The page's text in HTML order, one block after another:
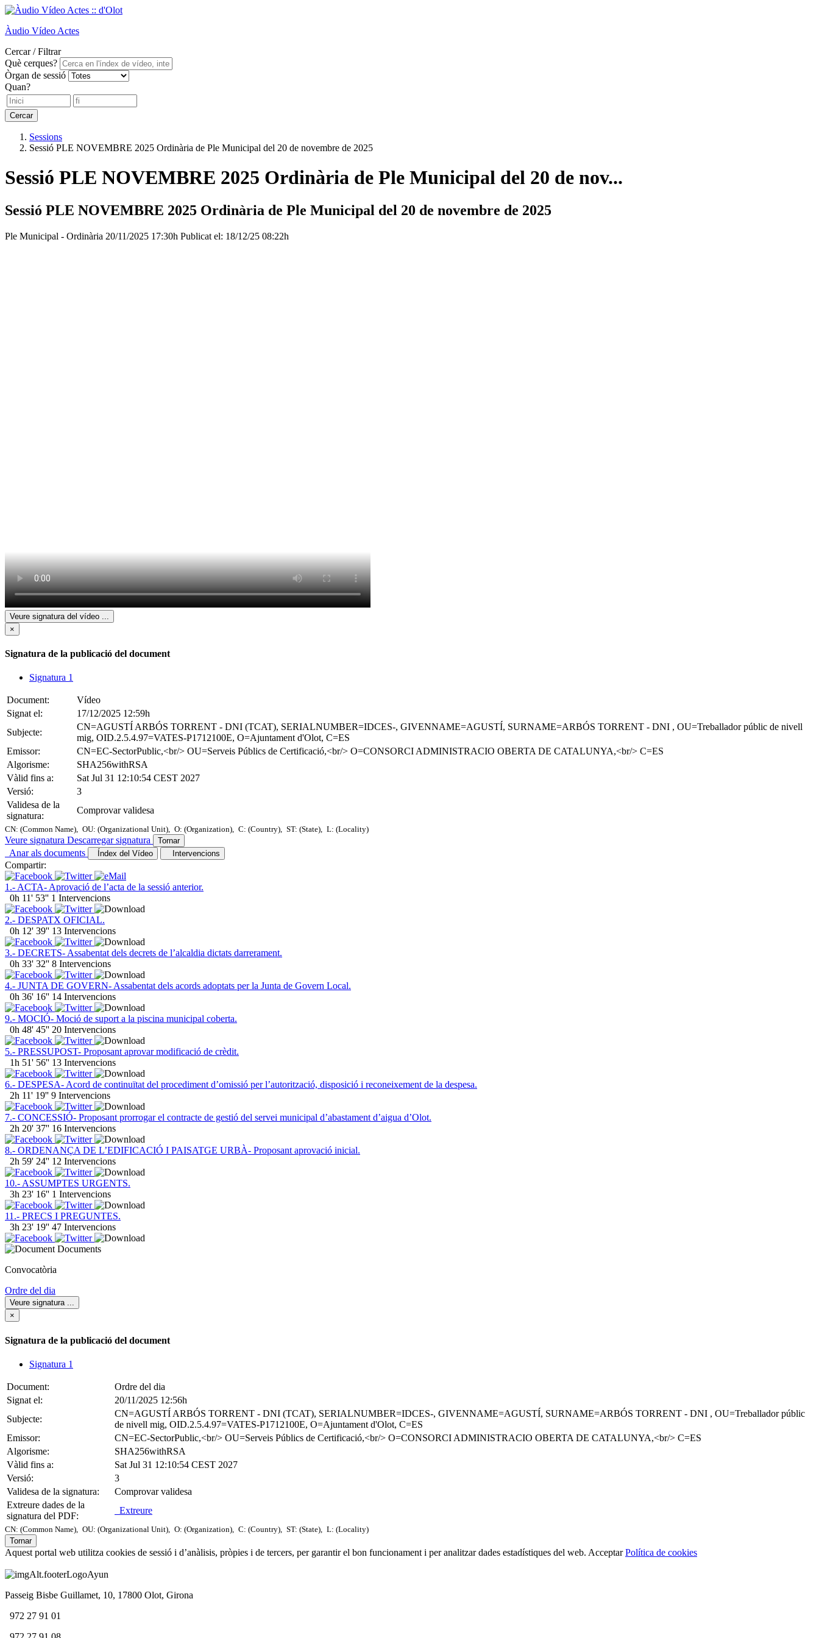
Àudio Vídeo Actes
Cercar / Filtrar
Què cerques?
Òrgan de sessió
Quan?
Cercar
Sessions
Sessió PLE NOVEMBRE 2025 Ordinària de Ple Municipal del 20 de novembre de 2025
Sessió PLE NOVEMBRE 2025 Ordinària de Ple Municipal del 20 de nov...
Sessió PLE NOVEMBRE 2025 Ordinària de Ple Municipal del 20 de novembre de 2025
Ple Municipal - Ordinària 20/11/2025 17:30h Publicat el: 18/12/25 08:22h
Veure signatura del vídeo
×
Signatura de la publicació del document
Signatura 1
Document:
Vídeo
Signat el:
17/12/2025 12:59h
Subjecte:
CN=AGUSTÍ ARBÓS TORRENT - DNI (TCAT), SERIALNUMBER=IDCES-, GIVENNAME=AGUSTÍ, SURNAME=ARBÓS TORRENT - DNI , OU=Treballador públic de nivell
mig, OID.2.5.4.97=VATES-P1712100E, O=Ajuntament d'Olot, C=ES
Emissor:
CN=EC-SectorPublic,<br/> OU=Serveis Públics de Certificació,<br/> O=CONSORCI ADMINISTRACIO OBERTA DE CATALUNYA,<br/> C=ES
Algorisme:
SHA256withRSA
Vàlid fins a:
Sat Jul 31 12:10:54 CEST 2027
Versió:
3
Validesa de la
signatura:
Comprovar validesa
CN: (Common Name), OU: (Organizational Unit), O: (Organization), C: (Country), ST: (State), L: (Locality)
Veure signatura Descarregar signatura Tornar
Anar als documents Índex del Vídeo Intervencions
Compartir:
1.- ACTA- Aprovació de l’acta de la sessió anterior.
0h 11' 53'' 1 Intervencions
2.- DESPATX OFICIAL.
0h 12' 39'' 13 Intervencions
3.- DECRETS- Assabentat dels decrets de l’alcaldia dictats darrerament.
0h 33' 32'' 8 Intervencions
4.- JUNTA DE GOVERN- Assabentat dels acords adoptats per la Junta de Govern Local.
0h 36' 16'' 14 Intervencions
9.- MOCIÓ- Moció de suport a la piscina municipal coberta.
0h 48' 45'' 20 Intervencions
5.- PRESSUPOST- Proposant aprovar modificació de crèdit.
1h 51' 56'' 13 Intervencions
6.- DESPESA- Acord de continuïtat del procediment d’omissió per l’autorització, disposició i reconeixement de la despesa.
2h 11' 19'' 9 Intervencions
7.- CONCESSIÓ- Proposant prorrogar el contracte de gestió del servei municipal d’abastament d’aigua d’Olot.
2h 20' 37'' 16 Intervencions
8.- ORDENANÇA DE L’EDIFICACIÓ I PAISATGE URBÀ- Proposant aprovació inicial.
2h 59' 24'' 12 Intervencions
10.- ASSUMPTES URGENTS.
3h 23' 16'' 1 Intervencions
11.- PRECS I PREGUNTES.
3h 23' 19'' 47 Intervencions
Documents
Convocatòria
Ordre del dia
Veure signatura ...
×
Signatura de la publicació del document
Signatura 1
Document:
Ordre del dia
Signat el:
20/11/2025 12:56h
Subjecte:
CN=AGUSTÍ ARBÓS TORRENT - DNI (TCAT), SERIALNUMBER=IDCES-, GIVENNAME=AGUSTÍ, SURNAME=ARBÓS TORRENT - DNI , OU=Treballador públic
de nivell mig, OID.2.5.4.97=VATES-P1712100E, O=Ajuntament d'Olot, C=ES
Emissor:
CN=EC-SectorPublic,<br/> OU=Serveis Públics de Certificació,<br/> O=CONSORCI ADMINISTRACIO OBERTA DE CATALUNYA,<br/> C=ES
Algorisme:
SHA256withRSA
Vàlid fins a:
Sat Jul 31 12:10:54 CEST 2027
Versió:
3
Validesa de la signatura:
Comprovar validesa
Extreure dades de la
signatura del PDF:
Extreure
CN: (Common Name), OU: (Organizational Unit), O: (Organization), C: (Country), ST: (State),
L: (Locality)
Tornar
Aquest portal web utilitza cookies de sessió i d’anàlisis, pròpies i de tercers, per garantir el bon funcionament i per analitzar dades estadístiques del web. Acceptar Política de cookies
Passeig Bisbe Guillamet, 10, 17800 Olot, Girona
972 27 91 01